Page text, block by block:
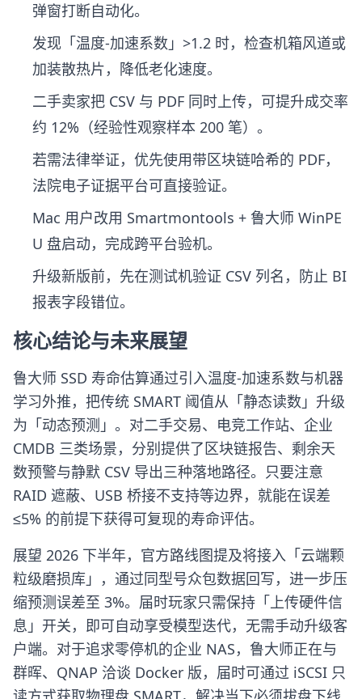
弹窗打断自动化。
发现「温度-加速系数」>1.2 时，检查机箱风道或
加装散热片，降低老化速度。
二手卖家把 CSV 与 PDF 同时上传，可提升成交率
约 12%（经验性观察样本 200 笔）。
若需法律举证，优先使用带区块链哈希的 PDF，
法院电子证据平台可直接验证。
Mac 用户改用 Smartmontools + 鲁大师 WinPE
U 盘启动，完成跨平台验机。
升级新版前，先在测试机验证 CSV 列名，防止 BI
报表字段错位。
核心结论与未来展望
鲁大师 SSD 寿命估算通过引入温度-加速系数与机器
学习外推，把传统 SMART 阈值从「静态读数」升级
为「动态预测」。对二手交易、电竞工作站、企业
CMDB 三类场景，分别提供了区块链报告、剩余天
数预警与静默 CSV 导出三种落地路径。只要注意
RAID 遮蔽、USB 桥接不支持等边界，就能在误差
≤5% 的前提下获得可复现的寿命评估。
展望 2026 下半年，官方路线图提及将接入「云端颗
粒级磨损库」，通过同型号众包数据回写，进一步压
缩预测误差至 3%。届时玩家只需保持「上传硬件信
息」开关，即可自动享受模型迭代，无需手动升级客
户端。对于追求零停机的企业 NAS，鲁大师正在与
群晖、QNAP 洽谈 Docker 版，届时可通过 iSCSI 只